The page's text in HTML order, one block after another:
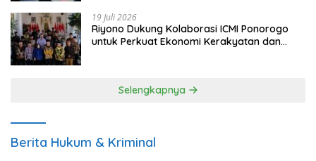
19 Juli 2026
Riyono Dukung Kolaborasi ICMI Ponorogo
untuk Perkuat Ekonomi Kerakyatan dan
Selengkapnya
Berita Hukum & Kriminal